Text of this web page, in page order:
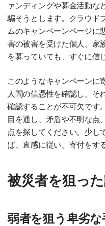
ァンディングや募金活動な
騙そうとします。クラウド
ムのキャンペーンページに
害の被害を受けた個人、家
を募っていても、すぐに信
このようなキャンペーンに
人間の信憑性を確認し、そ
確認することが不可欠です
目を通し、矛盾や不明な点
点を探してください。少し
ば、直感に従い、寄付をす
被災者を狙っ
弱者を狙う卑劣な